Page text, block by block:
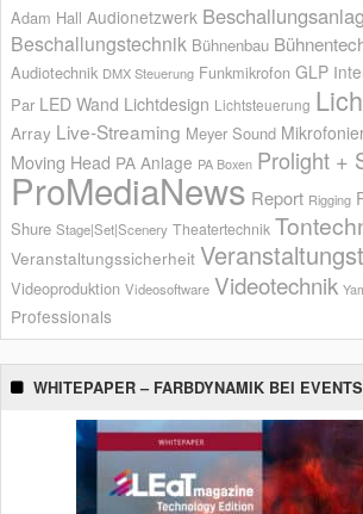
Adam Hall Audionetzwerk
Beschallungstechnik Bühnenbau
Audiotechnik DMX Steuerung Funkmikrofon GLP
Par LED Wand Lichtdesign Lichtsteuerung
Array Live-Streaming Meyer Sound
Moving Head PA Anlage PA Boxen Prolight +
ProMediaNews Report Rigging
Shure Stage|Set|Scenery Theatertechnik
Veranstaltungssicherheit
Videoproduktion Videosoftware Videotechnik
Professionals
WHITEPAPER – FARBDYNAMIK BEI EVENTS